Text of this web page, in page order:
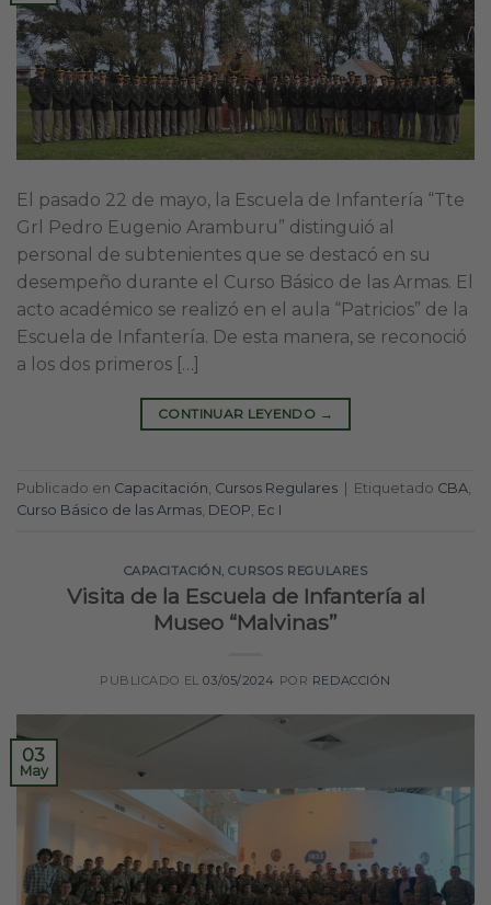
El pasado 22 de mayo, la Escuela de Infantería “Tte
Grl Pedro Eugenio Aramburu” distinguió al
personal de subtenientes que se destacó en su
desempeño durante el Curso Básico de las Armas. El
acto académico se realizó en el aula “Patricios” de la
Escuela de Infantería. De esta manera, se reconoció
a los dos primeros […]
CONTINUAR LEYENDO →
Publicado en Capacitación, Cursos Regulares Etiquetado CBA,
Curso Básico de las Armas, DEOP, Ec I
CAPACITACIÓN ,CURSOS REGULARES
Visita de la Escuela de Infantería al
Museo “Malvinas”
PUBLICADO EL03/05/2024 POR REDACCIÓN
03
May